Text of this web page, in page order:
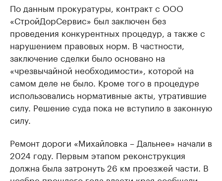
По данным прокуратуры, контракт с ООО
«СтройДорСервис» был заключен без
проведения конкурентных процедур, а также с
нарушением правовых норм. В частности,
заключение сделки было основано на
«чрезвычайной необходимости», которой на
самом деле не было. Кроме того в процедуре
использовались нормативные акты, утратившие
силу. Решение суда пока не вступило в законную
силу.
Ремонт дороги «Михайловка – Дальнее» начали в
2024 году. Первым этапом реконструкция
должна была затронуть 26 км проезжей части. В